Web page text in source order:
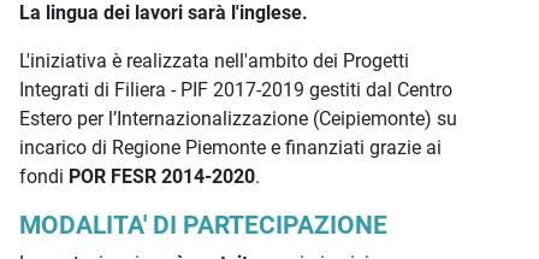
La lingua dei lavori sarà l'inglese.
L'iniziativa è realizzata nell'ambito dei Progetti
Integrati di Filiera - PIF 2017-2019 gestiti dal Centro
Estero per l’Internazionalizzazione (Ceipiemonte) su
incarico di Regione Piemonte e finanziati grazie ai
fondi POR FESR 2014-2020.
MODALITA' DI PARTECIPAZIONE